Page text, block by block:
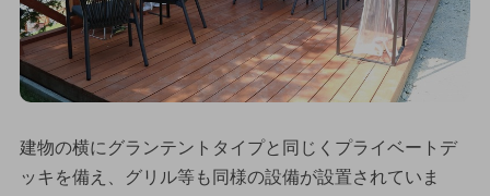
建物の横にグランテントタイプと同じくプライベートデ
ッキを備え、グリル等も同様の設備が設置されていま